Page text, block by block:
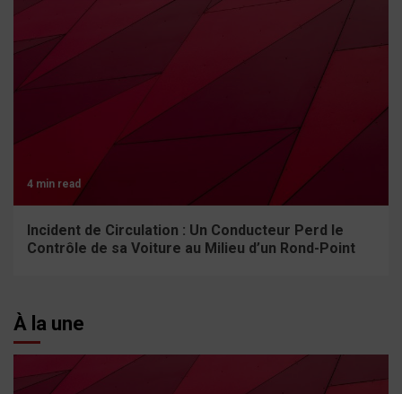
4 min read
Incident de Circulation : Un Conducteur Perd le
Contrôle de sa Voiture au Milieu d’un Rond-Point
À la une